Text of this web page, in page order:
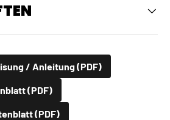
/ Anleitung (PDF)
(PDF)
(PDF)